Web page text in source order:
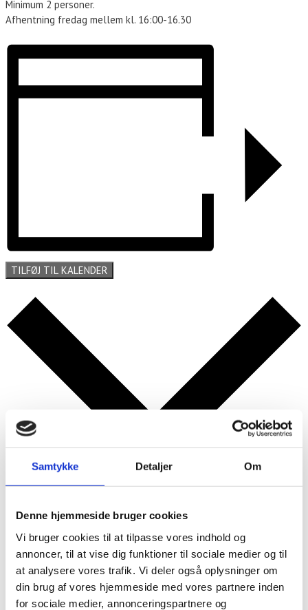
Samtykke Detaljer Om
Denne hjemmeside bruger cookies
Vi bruger cookies til at tilpasse vores indhold og
annoncer, til at vise dig funktioner til sociale medier og til
at analysere vores trafik. Vi deler også oplysninger om
din brug af vores hjemmeside med vores partnere inden
for sociale medier, annonceringspartnere og
Minimum 2 personer.
Afhentning fredag mellem kl. 16:00-16.30
TILFØJ TIL KALENDER
Google kalender
iCalendar
Outlook 365
Outlook Live
Detaljer